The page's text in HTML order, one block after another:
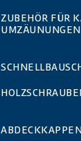
ZUBEHÖR FÜR
UMZÄUNUNGEN